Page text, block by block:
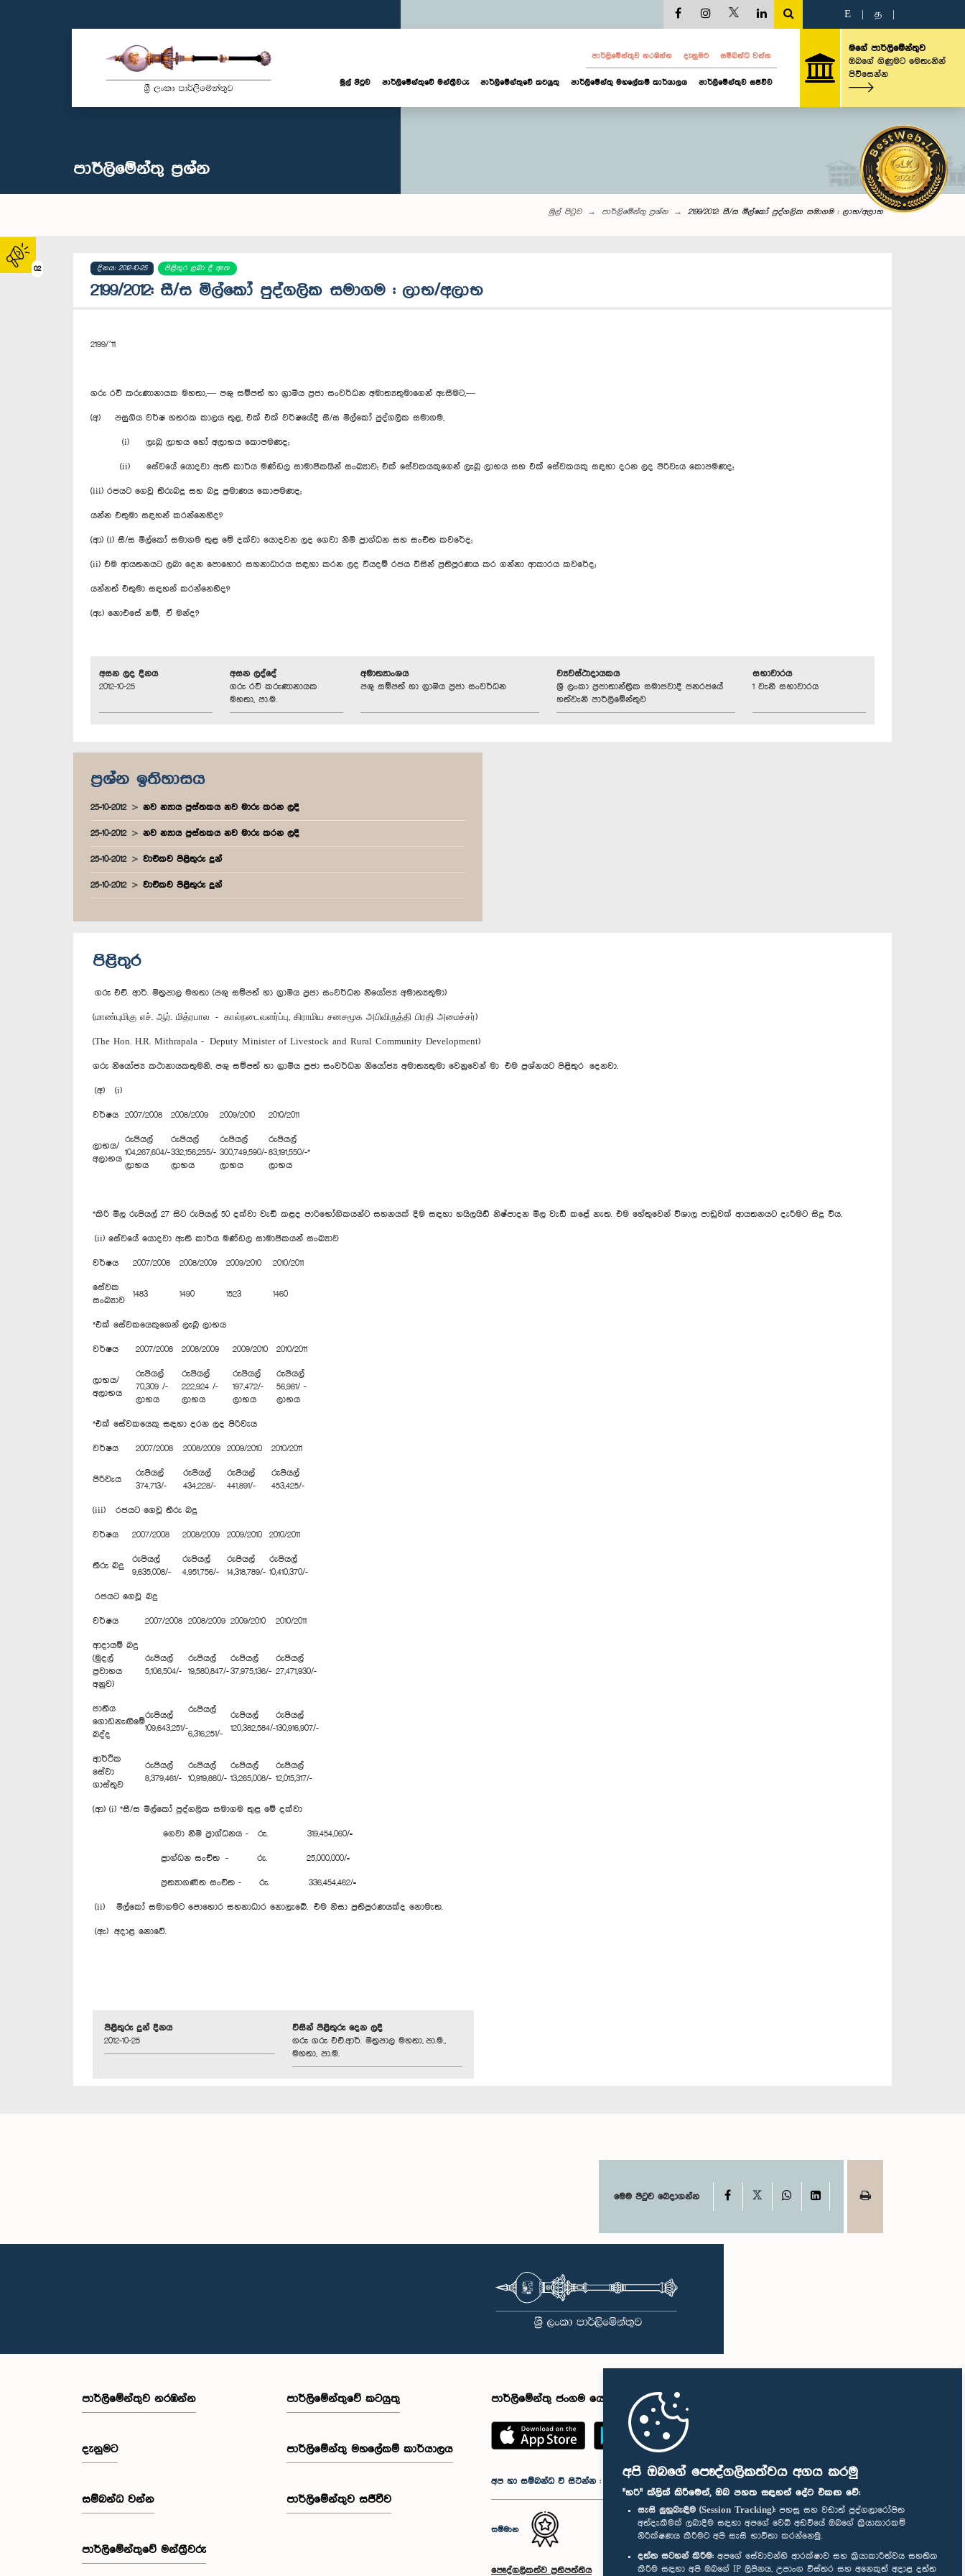
අපි ඔබගේ පෞද්ගලිකත්වය අගය කරමු
"හරි" ක්ලික් කිරීමෙන්, ඔබ පහත සඳහන් දේට එකඟ වේ:
සැසි ලුහුබැඳීම (Session Tracking): පහසු සහ වඩාත් පුද්ගලාරෝපිත
අත්දැකීමක් ලබාදීම සඳහා අපගේ වෙබ් අඩවියේ ඔබගේ ක්‍රියාකාරකම්
නිරීක්ෂණය කිරීමට අපි සැසි භාවිතා කරන්නෙමු.
දත්ත සටහන් කිරීම: අපගේ සේවාවන්හි ආරක්ෂාව සහ ක්‍රියාකාරීත්වය සහතික
කිරීම සඳහා අපි ඔබගේ IP ලිපිනය, උපාංග විස්තර සහ අනෙකුත් අදාළ දත්ත
02
E த
පාර්ලි‌මේන්තුව නරඹන්න දැනුමට සම්බන්ධ වන්න
මුල් පිටුව පාර්ලි‌මේන්තුවේ මන්ත්‍රීවරු පාර්ලිමේන්තුවේ කටයුතු පාර්ලිමේන්තු මහලේකම් කාර්යාලය පාර්ලිමේන්තුව සජීවීව
මගේ පාර්ලිමේන්තුව
ඔබගේ ගිණුමට මෙතැනින්
පිවිසෙන්න
පාර්ලි‌මේන්තු‌ ප්‍රශ්න
මුල් පිටුව පාර්ලි‌මේන්තු‌ ප්‍රශ්න 2199/2012: සී/ස මිල‍්කෝ පුද්ගලික සමාගම : ලාභ/අලාභ
දිනය: 2012-10-25 පිළිතුර ලබා දී ඇත
2199/2012: සී/ස මිල‍්කෝ පුද්ගලික සමාගම : ලාභ/අලාභ
2199/’11
ගරු රවී කරුණානායක මහතා,— පශු සම්පත් හා ග්‍රාමීය ප්‍රජා සංවර්ධන අමාත්‍යතුමාගෙන් ඇසීමට,—
(අ) පසුගිය වර්ෂ හතරක කාලය තුළ, එක් එක් වර්ෂයේදී සී/ස මිල‍්කෝ පුද්ගලික සමාගම,
(i) ලැබූ ලාභය හෝ අලාභය කොපමණද;
(ii) සේවයේ යොදවා ඇති කාර්ය මණ්ඩල සාමාජිකයින් සංඛ්‍යාව; එක් සේවකයකුගෙන් ලැබූ ලාභය සහ එක් සේවකයකු සඳහා දරන ලද පිරිවැය කොපමණද;
(iii) රජයට ගෙවූ තීරුබදු සහ බදු ප්‍රමාණය කොපමණද;
යන්න එතුමා සඳහන් කරන්නෙහිද?
(ආ) (i) සී/ස මිල්කෝ සමාගම තුළ මේ දක්වා යොදවන ලද ගෙවා නිමි ප්‍රාග්ධන සහ සංචිත කවරේද;
(ii) එම ආයතනයට ලබා දෙන පොහොර සහනාධාරය සඳහා කරන ලද වියදම් රජය විසින් ප්‍රතිපූරණය කර ගන්නා ආකාරය කවරේද;
යන්නත් එතුමා සඳහන් කරන්නෙහිද?
(ඇ) නොඑසේ නම්, ඒ මන්ද?
අසන ලද දිනය
2012-10-25
අසන ලද්දේ
ගරු රවී කරුණානායක
මහතා, පා.ම.
අමාත්‍යාංශය
පශු සම්පත් හා ග්‍රාමීය ප්‍රජා සංවර්ධන
ව්‍යවස්ථාදායකය
ශ්‍රී ලංකා ප්‍රජාතාන්ත්‍රික සමාජවාදී ජනරජයේ
හත්වැනි පාර්ලිමේන්තුව
සභාවාරය
1 වැනි සභාවාරය
ප්‍රශ්න ඉතිහාසය
25-10-2012 නව න්‍යාය පුස්තකය නව මාරු කරන ලදී
25-10-2012 නව න්‍යාය පුස්තකය නව මාරු කරන ලදී
25-10-2012 වාචිකව පිළිතුරු දුන්
25-10-2012 වාචිකව පිළිතුරු දුන්
පිළිතුර
ගරු එච්. ආර්. මිත්‍රපාල මහතා (පශු සම්පත් හා ග්‍රාමීය ප්‍රජා සංවර්ධන නියෝජ්‍ය අමාත්‍යතුමා)
(மாண்புமிகு எச். ஆர். மித்ரபால - கால்நடைவளர்ப்பு, கிராமிய சனசமூக அபிவிருத்தி பிரதி அமைச்சர்)
(The Hon. H.R. Mithrapala - Deputy Minister of Livestock and Rural Community Development)
ගරු නියෝජ්‍ය කථානායකතුමනි, පශු සම්පත් හා ග්‍රාමීය ප්‍රජා සංවර්ධන නියෝජ්‍ය අමාත්‍යතුමා වෙනුවෙන් මා එම ප්‍රශ්නයට පිළිතුර දෙනවා.
(අ) (i)
වර්ෂය 2007/2008 2008/2009 2009/2010 2010/2011
ලාභය/
අලාභය
රුපියල්
104,267,604/-
ලාභය
රුපියල්
332,156,255/-
ලාභය
රුපියල්
300,749,590/-
ලාභය
රුපියල්
83,191,550/-*
ලාභය
*කිරි මිල රුපියල් 27 සිට රුපියල් 50 දක්වා වැඩි කළද පාරිභෝගිකයන්ට සහනයක් දීම සඳහා හයිලයිඩ් නිෂ්පාදන මිල වැඩි කළේ නැත. එම හේතුවෙන් විශාල පාඩුවක් ආයතනයට දැරීමට සිදු විය.
(ii) සේවයේ යොදවා ඇති කාර්ය මණ්ඩල සාමාජිකයන් සංඛ්‍යාව
වර්ෂය 2007/2008 2008/2009 2009/2010 2010/2011
සේවක
සංඛ්‍යාව
1483 1490 1523 1460
*එක් සේවකයෙකුගෙන් ලැබූ ලාභය
වර්ෂය 2007/2008 2008/2009 2009/2010 2010/2011
ලාභය/
අලාභය
රුපියල්
70,309 /-
ලාභය
රුපියල්
222,924 /-
ලාභය
රුපියල්
197,472/-
ලාභය
රුපියල්
56,981/ -
ලාභය
*එක් සේවකයෙකු සඳහා දරන ලද පිරිවැය
වර්ෂය 2007/2008 2008/2009 2009/2010 2010/2011
පිරිවැය
රුපියල්
374,713/-
රුපියල්
434,228/-
රුපියල්
441,891/-
රුපියල්
453,425/-
(iii) රජයට ගෙවූ තීරු බදු
වර්ෂය 2007/2008 2008/2009 2009/2010 2010/2011
තීරු බදු
රුපියල්
9,635,008/-
රුපියල්
4,951,756/-
රුපියල්
14,318,789/-
රුපියල්
10,410,370/-
රජයට ගෙවූ බදු
වර්ෂය 2007/2008 2008/2009 2009/2010 2010/2011
ආදායම් බදු
(මුදල්
ප්‍රවාහය
අනුව)
රුපියල්
5,106,504/-
රුපියල්
19,580,847/-
රුපියල්
37,975,136/-
රුපියල්
27,471,930/-
ජාතිය
ගොඩනැඟීමේ
බද්ද
රුපියල්
109,643,251/-
රුපියල්
6,316,251/-
රුපියල්
120,382,584/-
රුපියල්
130,916,907/-
ආර්ථික
සේවා
ගාස්තුව
රුපියල්
8,379,461/-
රුපියල්
10,919,880/-
රුපියල්
13,265,008/-
රුපියල්
12,015,317/-
(ආ) (i) *සී/ස මිල්කෝ පුද්ගලික සමාගම තුළ මේ දක්වා
ගෙවා නිමි ප්‍රාග්ධනය - රු. 319,454,060/=
ප්‍රාග්ධන සංචිත - රු. 25,000,000/=
ප්‍රත්‍යාගණිත සංචිත - රු. 336,454,462/=
(ii) මිල්කෝ සමාගමට පොහොර සහනාධාර නොලැබේ. එම නිසා ප්‍රතිපූරණයක්ද නොමැත.
(ඇ) අදාළ නොවේ.
පිළිතුරු දුන් දිනය
2012-10-25
විසින් පිළිතුරු දෙන ලදී
ගරු ගරු එච්.ආර්. මිත්‍රපාල මහතා, පා.ම.,
මහතා, පා.ම.
මෙම පිටුව බෙදාගන්න Facebook WhatsAppLinkedIn
පාර්ලි‌මේන්තුව නරඹන්න
දැනුමට
සම්බන්ධ වන්න
පාර්ලි‌මේන්තුවේ මන්ත්‍රීවරු
පාර්ලිමේන්තුවේ කටයුතු
පාර්ලිමේන්තු මහලේකම් කාර්යාලය
පාර්ලිමේන්තුව සජීවීව
පාර්ලිමේන්තු ජංගම යෙදුම
අප හා සම්බන්ධ වී සිටින්න :
සම්මාන
පෞද්ගලිකත්ව ප්‍රතිපත්තිය